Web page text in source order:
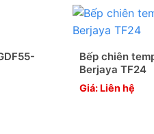
Bếp chiên
Berjaya TF24
Giá: Liên hệ